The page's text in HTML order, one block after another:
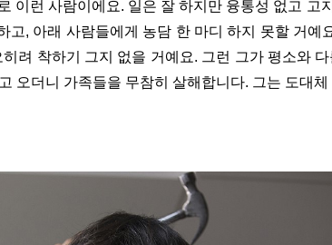
이런 사람이에요. 일은 잘 하지만 융통성 없고 고
고, 아래 사람들에게 농담 한 마디 하지 못할 거예
려 착하기 그지 없을 거예요. 그런 그가 평소와
오더니 가족들을 무참히 살해합니다. 그는 도대